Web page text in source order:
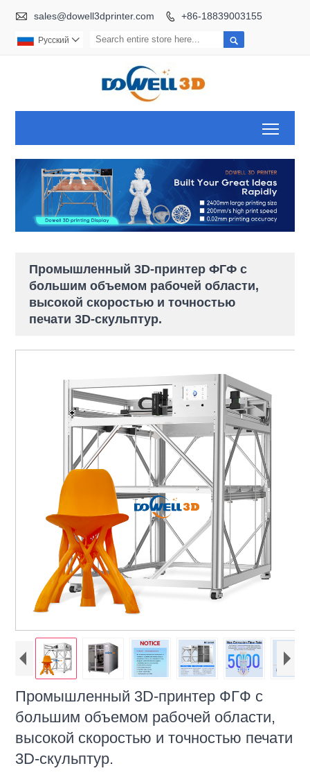
 sales@dowell3dprinter.com  +86-18839003155

Pусский 
Промышленный 3D-принтер ФГФ с
большим объемом рабочей области,
высокой скоростью и точностью
печати 3D-скульптур.
Промышленный 3D-принтер ФГФ с
большим объемом рабочей области,
высокой скоростью и точностью печати
3D-скульптур.